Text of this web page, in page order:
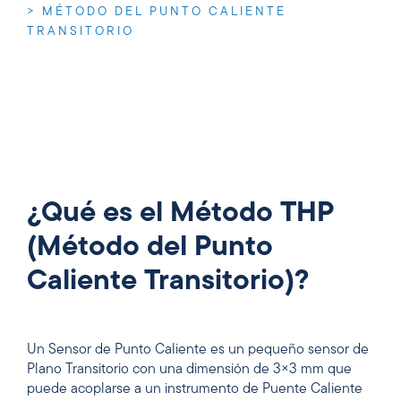
> MÉTODO DEL PUNTO CALIENTE
TRANSITORIO
¿Qué es el Método THP
(Método del Punto
Caliente Transitorio)?
Un Sensor de Punto Caliente es un pequeño sensor de
Plano Transitorio con una dimensión de 3×3 mm que
puede acoplarse a un instrumento de Puente Caliente